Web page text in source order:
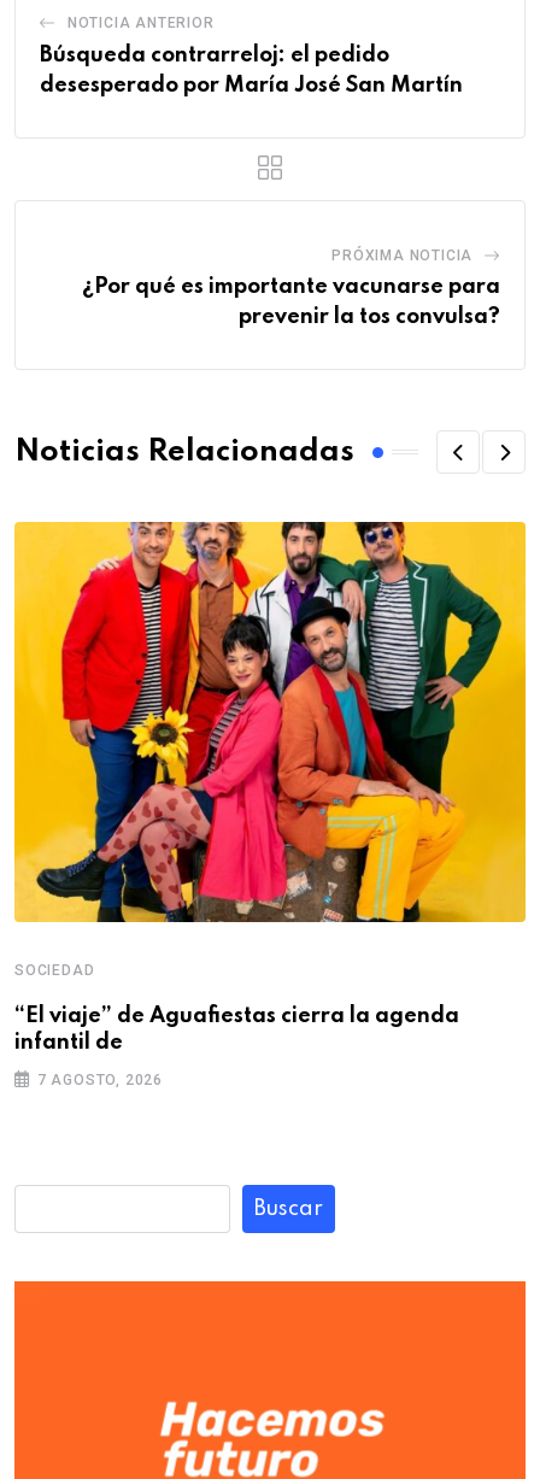
NOTICIA ANTERIOR
Búsqueda contrarreloj: el pedido
desesperado por María José San Martín
PRÓXIMA NOTICIA
¿Por qué es importante vacunarse para
prevenir la tos convulsa?
Noticias Relacionadas
SOCIEDAD
“El viaje” de Aguafiestas cierra la agenda
infantil de
7 AGOSTO, 2026
Buscar